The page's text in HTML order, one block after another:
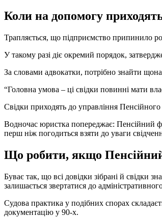
Коли на допомогу
Трапляється, що підприємство припинило
У такому разі діє окремий порядок,
За словами адвокатки, потрібно знайти
“Головна умова – ці свідки повинні мати
Свідки приходять до управління
Водночас юристка попереджає: Пенсійний
перш ніж погодиться взяти до уваги
Що робити, якщо
Буває так, що всі довідки зібрані й свідки
залишається звертатися до
Судова практика у подібних спорах
документацію у 90-х.